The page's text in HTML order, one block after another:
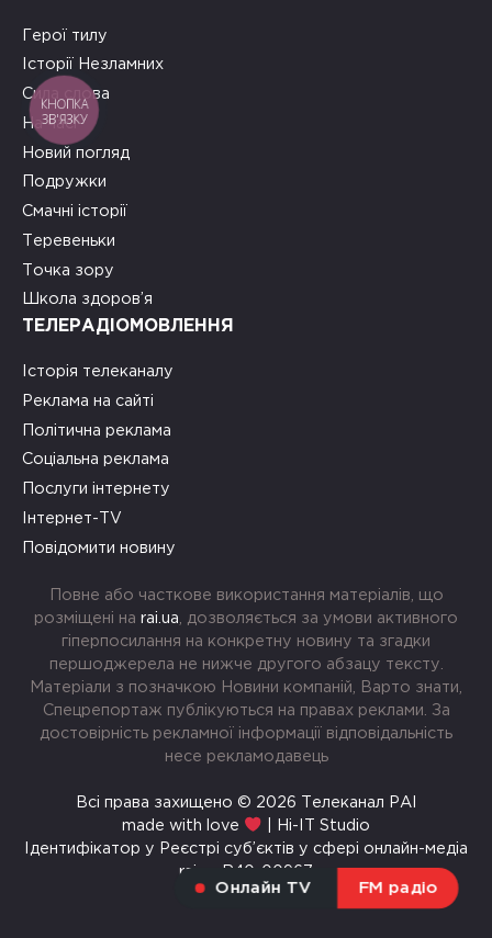
Онлайн TV FM радіо
Герої тилу
Історії Незламних
Сила слова
На часі
Новий погляд
Подружки
Смачні історії
Теревеньки
Точка зору
Школа здоров’я
ТЕЛЕРАДІОМОВЛЕННЯ
Історія телеканалу
Реклама на сайті
Політична реклама
Соціальна реклама
Послуги інтернету
Інтернет-TV
Повідомити новину
Повне або часткове використання матеріалів, що
розміщені на rai.ua , дозволяється за умови активного
гіперпосилання на конкретну новину та згадки
першоджерела не нижче другого абзацу тексту.
Матеріали з позначкою Новини компаній, Варто знати,
Спецрепортаж публікуються на правах реклами. За
достовірність рекламної інформації відповідальність
несе рекламодавець
Всі права захищено © 2026 Телеканал РАІ
made with love
| Hi-IT Studio
Ідентифікатор у Реєстрі суб’єктів у сфері онлайн-медіа
rai.ua R40-00967
КНОПКА
ЗВ'ЯЗКУ